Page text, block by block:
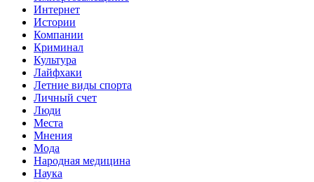
Интернет
Истории
Компании
Криминал
Культура
Лайфхаки
Летние виды спорта
Личный счет
Люди
Места
Мнения
Мода
Народная медицина
Наука